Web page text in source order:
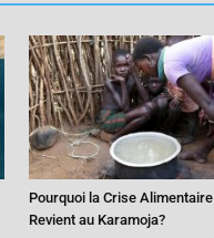
Pourquoi la Crise Alimentaire
Revient au Karamoja?